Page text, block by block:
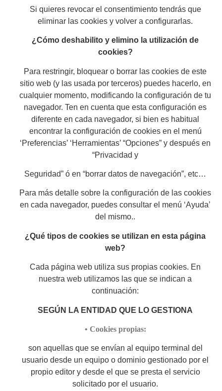
Si quieres revocar el consentimiento tendrás que
eliminar las cookies y volver a configurarlas.
¿Cómo deshabilito y elimino la utilización de
cookies?
Para restringir, bloquear o borrar las cookies de este
sitio web (y las usada por terceros) puedes hacerlo, en
cualquier momento, modificando la configuración de tu
navegador. Ten en cuenta que esta configuración es
diferente en cada navegador, si bien es habitual
encontrar la configuración de cookies en el menú
‘Preferencias’ ‘Herramientas’ “Opciones” y después en
“Privacidad y
Seguridad” ó en “borrar datos de navegación”, etc…
Para más detalle sobre la configuración de las cookies
en cada navegador, puedes consultar el menú ‘Ayuda’
del mismo..
¿Qué tipos de cookies se utilizan en esta página
web?
Cada página web utiliza sus propias cookies. En
nuestra web utilizamos las que se indican a
continuación:
SEGÚN LA ENTIDAD QUE LO GESTIONA
• Cookies propias:
son aquellas que se envían al equipo terminal del
usuario desde un equipo o dominio gestionado por el
propio editor y desde el que se presta el servicio
solicitado por el usuario.